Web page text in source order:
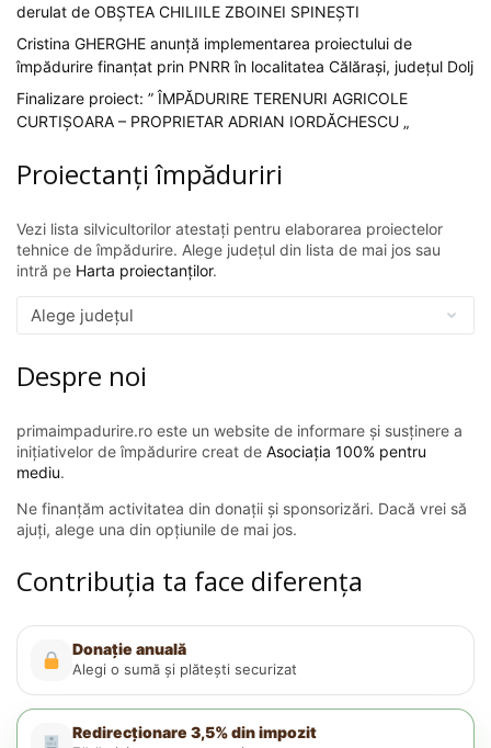
derulat de OBȘTEA CHILIILE ZBOINEI SPINEȘTI
Cristina GHERGHE anunță implementarea proiectului de
împădurire finanțat prin PNRR în localitatea Călărași, județul Dolj
Finalizare proiect: ” ÎMPĂDURIRE TERENURI AGRICOLE
CURTIȘOARA – PROPRIETAR ADRIAN IORDĂCHESCU „
Proiectanți împăduriri
Vezi lista silvicultorilor atestați pentru elaborarea proiectelor
tehnice de împădurire. Alege județul din lista de mai jos sau
intră pe Harta proiectanților.
Despre noi
primaimpadurire.ro este un website de informare și susținere a
inițiativelor de împădurire creat de Asociația 100% pentru
mediu.
Ne finanțăm activitatea din donații și sponsorizări. Dacă vrei să
ajuți, alege una din opțiunile de mai jos.
Contribuția ta face diferența
Donație anuală
Alegi o sumă și plătești securizat
Redirecționare 3,5% din impozit